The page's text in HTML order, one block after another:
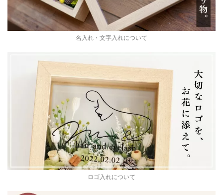
名入れ・文字入れについて
ロゴ入れについて